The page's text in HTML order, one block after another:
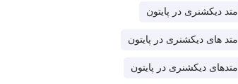
متد دیکشنری در پایتون
متد های دیکشنری در پایتون
متدهای دیکشنری در پایتون